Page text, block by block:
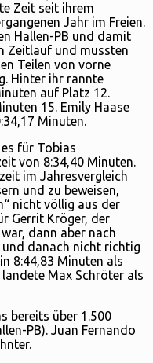
Zeit seit ihrem
Jahr im Freien.
Hallen-PB und damit
Zeitlauf und mussten
Teilen von vorne
Hinter ihr rannte
auf Platz 12.
15. Emily Haase
Minuten.
für Tobias
von 8:34,40 Minuten.
im Jahresvergleich
und zu beweisen,
nicht völlig aus der
Gerrit Kröger, der
dann aber nach
danach nicht richtig
8:44,83 Minuten als
Max Schröter als
bereits über 1.500
PB). Juan Fernando